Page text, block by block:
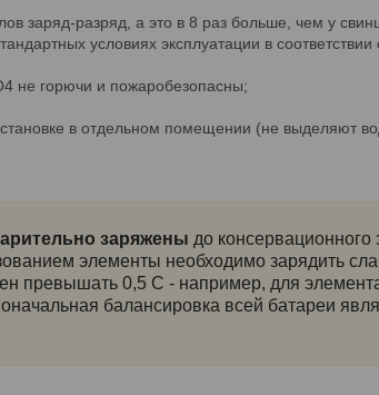
заряд-разряд, а это в 8 раз больше, чем у
условиях эксплуатации в
не горючи и пожаробезопасны;
в отдельном помещении (не выделяют
заряжены до
элементы необходимо зарядить
превышать 0,5 C - например, для
балансировка всей батареи